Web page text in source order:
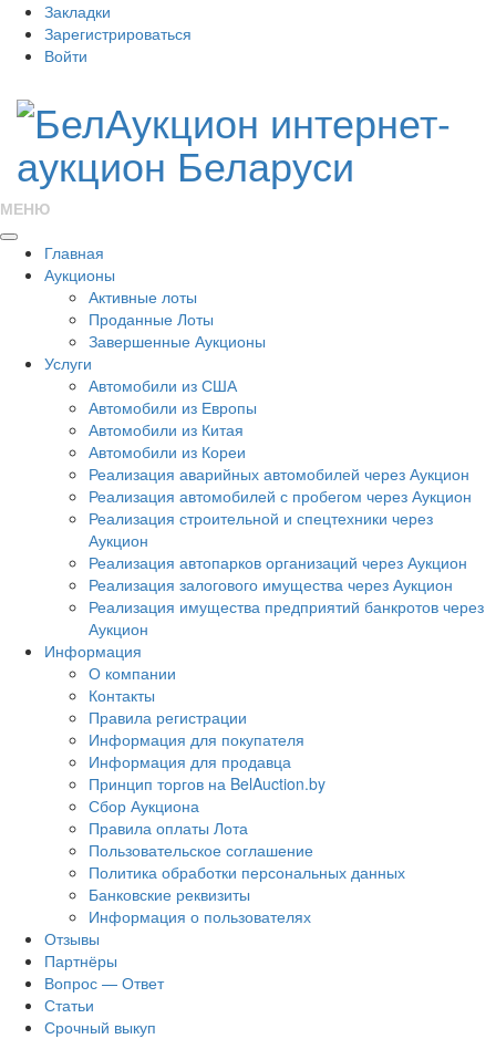
Закладки
Зарегистрироваться
Войти
МЕНЮ
Главная
Аукционы
Активные лоты
Проданные Лоты
Завершенные Аукционы
Услуги
Автомобили из США
Автомобили из Европы
Автомобили из Китая
Автомобили из Кореи
Реализация аварийных автомобилей через Аукцион
Реализация автомобилей с пробегом через Аукцион
Реализация строительной и спецтехники через
Аукцион
Реализация автопарков организаций через Аукцион
Реализация залогового имущества через Аукцион
Реализация имущества предприятий банкротов через
Аукцион
Информация
О компании
Контакты
Правила регистрации
Информация для покупателя
Информация для продавца
Принцип торгов на BelAuction.by
Сбор Аукциона
Правила оплаты Лота
Пользовательское соглашение
Политика обработки персональных данных
Банковские реквизиты
Информация о пользователях
Отзывы
Партнёры
Вопрос — Ответ
Статьи
Срочный выкуп